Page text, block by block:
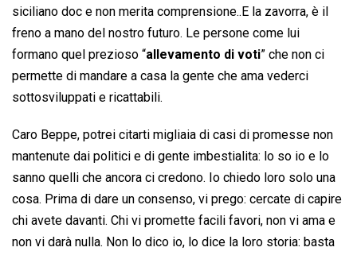
siciliano doc e non merita comprensione..E la zavorra, è il
freno a mano del nostro futuro. Le persone come lui
formano quel prezioso “allevamento di voti” che non ci
permette di mandare a casa la gente che ama vederci
sottosviluppati e ricattabili.
Caro Beppe, potrei citarti migliaia di casi di promesse non
mantenute dai politici e di gente imbestialita: lo so io e lo
sanno quelli che ancora ci credono. Io chiedo loro solo una
cosa. Prima di dare un consenso, vi prego: cercate di capire
chi avete davanti. Chi vi promette facili favori, non vi ama e
non vi darà nulla. Non lo dico io, lo dice la loro storia: basta